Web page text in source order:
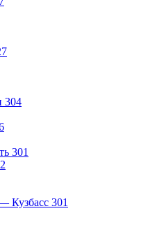
304
301
Кузбасс 301